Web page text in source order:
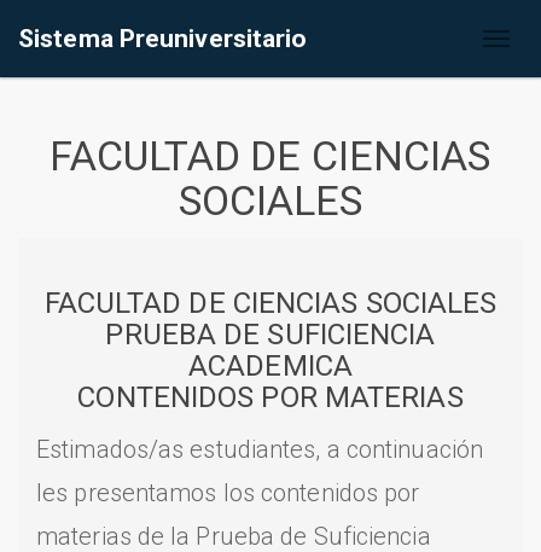
Sistema Preuniversitario
FACULTAD DE CIENCIAS
SOCIALES
FACULTAD DE CIENCIAS SOCIALES
PRUEBA DE SUFICIENCIA
ACADEMICA
CONTENIDOS POR MATERIAS
Estimados/as estudiantes, a continuación
les presentamos los contenidos por
materias de la Prueba de Suficiencia